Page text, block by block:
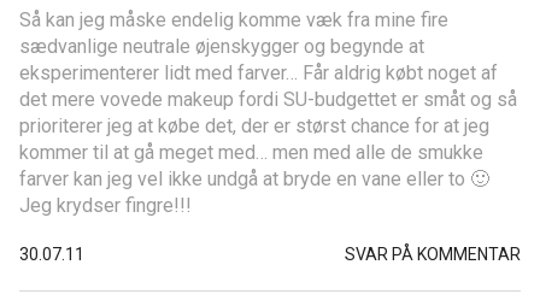
Så kan jeg måske endelig komme væk fra mine fire
sædvanlige neutrale øjenskygger og begynde at
eksperimenterer lidt med farver… Får aldrig købt noget af
det mere vovede makeup fordi SU-budgettet er småt og så
prioriterer jeg at købe det, der er størst chance for at jeg
kommer til at gå meget med… men med alle de smukke
farver kan jeg vel ikke undgå at bryde en vane eller to 🙂
Jeg krydser fingre!!!
30.07.11 SVAR PÅ KOMMENTAR